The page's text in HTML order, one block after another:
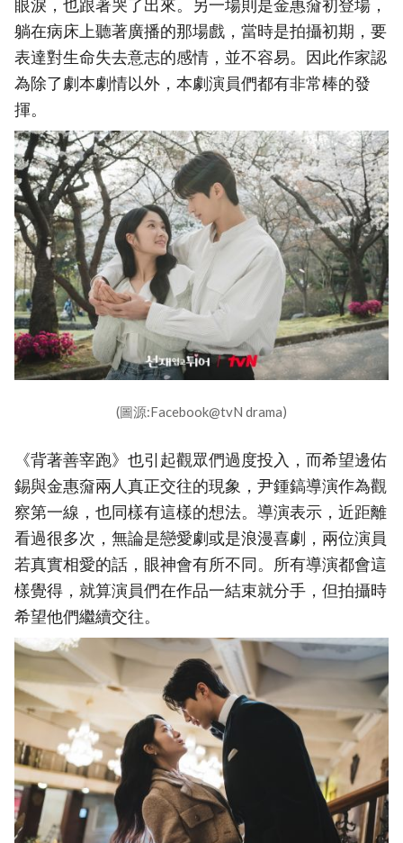
眼淚，也跟著哭了出來。另一場則是金惠奫初登場，
躺在病床上聽著廣播的那場戲，當時是拍攝初期，要
表達對生命失去意志的感情，並不容易。因此作家認
為除了劇本劇情以外，本劇演員們都有非常棒的發
揮。
(圖源:Facebook@tvN drama)
《背著善宰跑》也引起觀眾們過度投入，而希望邊佑
錫與金惠奫兩人真正交往的現象，尹鍾鎬導演作為觀
察第一線，也同樣有這樣的想法。導演表示，近距離
看過很多次，無論是戀愛劇或是浪漫喜劇，兩位演員
若真實相愛的話，眼神會有所不同。所有導演都會這
樣覺得，就算演員們在作品一結束就分手，但拍攝時
希望他們繼續交往。